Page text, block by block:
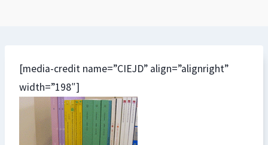
[media-credit name=”CIEJD” align=”alignright”
width=”198″]